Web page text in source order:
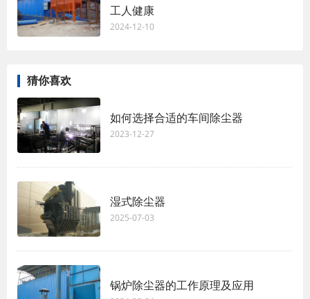
工人健康
2024-12-10
猜你喜欢
如何选择合适的车间除尘器
2023-12-27
湿式除尘器
2025-07-03
锅炉除尘器的工作原理及应用